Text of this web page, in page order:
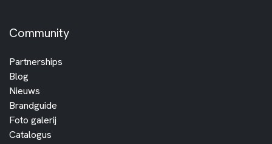
Community
Partnerships
Blog
Nieuws
Brandguide
Foto galerij
Catalogus